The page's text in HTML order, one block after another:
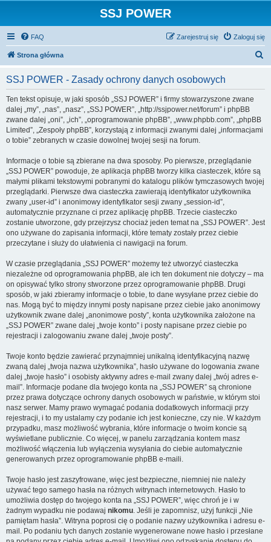
SSJ POWER
FAQ Zaloguj się
Zarejestruj się
Strona główna
SSJ POWER - Zasady ochrony danych osobowych
Ten tekst opisuje, w jaki sposób „SSJ POWER” i firmy stowarzyszone zwane
dalej „my”, „nas”, „nasz”, „SSJ POWER”, „http://ssjpower.net/forum” i phpBB
zwane dalej „oni”, „ich”, „oprogramowanie phpBB”, „www.phpbb.com”, „phpBB
Limited”, „Zespoły phpBB”, korzystają z informacji zwanymi dalej „informacjami
o tobie” zebranych w czasie dowolnej twojej sesji na forum.
Informacje o tobie są zbierane na dwa sposoby. Po pierwsze, przeglądanie
„SSJ POWER” powoduje, że aplikacja phpBB tworzy kilka ciasteczek, które są
małymi plikami tekstowymi pobranymi do katalogu plików tymczasowych twojej
przeglądarki. Pierwsze dwa ciasteczka zawierają identyfikator użytkownika
zwany „user-id” i anonimowy identyfikator sesji zwany „session-id”,
automatycznie przyznane ci przez aplikację phpBB. Trzecie ciasteczko
zostanie utworzone, gdy przejrzysz chociaż jeden temat na „SSJ POWER”. Jest
ono używane do zapisania informacji, które tematy zostały przez ciebie
przeczytane i służy do ułatwienia ci nawigacji na forum.
W czasie przeglądania „SSJ POWER” możemy też utworzyć ciasteczka
niezależne od oprogramowania phpBB, ale ich ten dokument nie dotyczy – ma
on opisywać tylko strony stworzone przez oprogramowanie phpBB. Drugi
sposób, w jaki zbieramy informacje o tobie, to dane wysyłane przez ciebie do
nas. Mogą być to między innymi posty napisane przez ciebie jako anonimowy
użytkownik zwane dalej „anonimowe posty”, konta użytkownika założone na
„SSJ POWER” zwane dalej „twoje konto” i posty napisane przez ciebie po
rejestracji i zalogowaniu zwane dalej „twoje posty”.
Twoje konto będzie zawierać przynajmniej unikalną identyfikacyjną nazwę
zwaną dalej „twoja nazwa użytkownika”, hasło używane do logowania zwane
dalej „twoje hasło” i osobisty aktywny adres e-mail zwany dalej „twój adres e-
mail”. Informacje podane dla twojego konta na „SSJ POWER” są chronione
przez prawa dotyczące ochrony danych osobowych w państwie, w którym stoi
nasz serwer. Mamy prawo wymagać podania dodatkowych informacji przy
rejestracji, i to my ustalamy czy podanie ich jest konieczne, czy nie. W każdym
przypadku, masz możliwość wybrania, które informacje o twoim koncie są
wyświetlane publicznie. Co więcej, w panelu zarządzania kontem masz
możliwość włączenia lub wyłączenia wysyłania do ciebie automatycznie
generowanych przez oprogramowanie phpBB e-maili.
Twoje hasło jest zaszyfrowane, więc jest bezpieczne, niemniej nie należy
używać tego samego hasła na różnych witrynach internetowych. Hasło to
umożliwia dostęp do twojego konta na „SSJ POWER”, więc chroń je i w
żadnym wypadku nie podawaj nikomu. Jeśli je zapomnisz, użyj funkcji „Nie
pamiętam hasła”. Witryna poprosi cię o podanie nazwy użytkownika i adresu e-
mail. Po podaniu tych danych zostanie wygenerowane nowe hasło i przesłane